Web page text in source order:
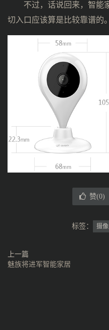
不过，话说回来，智能
切入口应该算是比较靠谱的。
赞(0)
标签： 摄
上一篇
魅族将进军智能家居